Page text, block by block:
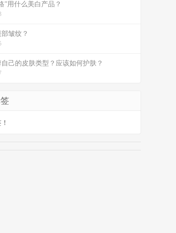
”用什么美白产品？
皱纹？
己的皮肤类型？应该如何护肤？